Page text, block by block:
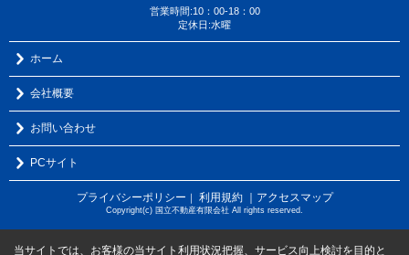
営業時間:10：00-18：00
定休日:水曜
ホーム
会社概要
お問い合わせ
PCサイト
プライバシーポリシー 利用規約 ｜アクセスマップ
Copyright(c) 国立不動産有限会社 All rights reserved.
当サイトでは、お客様の当サイト利用状況把握、サービス向上検討を目的と